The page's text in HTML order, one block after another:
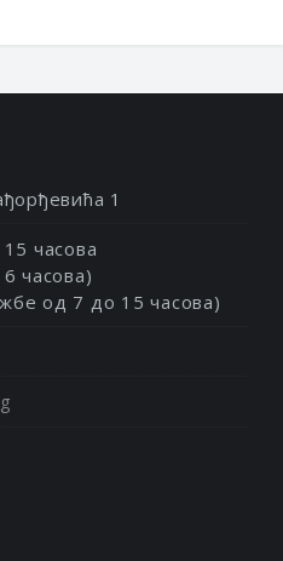
1
часова
часова)
од 7 до 15 часова)